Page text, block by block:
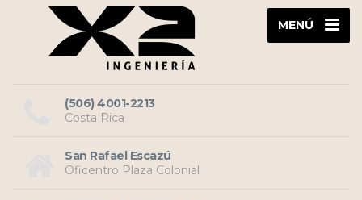
MENÚ
(506) 4001-2213
Costa Rica
San Rafael Escazú
Oficentro Plaza Colonial